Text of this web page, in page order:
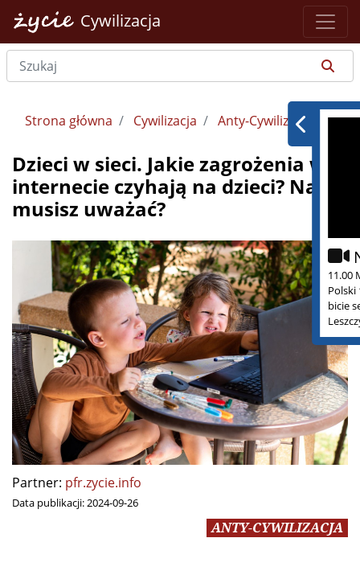
Cywilizacja
11.00
Polski
bicie
Strona główna Cywilizacja Anty-Cywilizacja
Dzieci w sieci. Jakie zagrożenia w
internecie czyhają na dzieci? Na co
musisz uważać?
Partner: pfr.zycie.info
Data publikacji:2024-09-26
ANTY-CYWILIZACJA